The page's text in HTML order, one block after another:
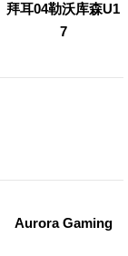
拜耳04勒沃库森U1
7
Aurora Gaming